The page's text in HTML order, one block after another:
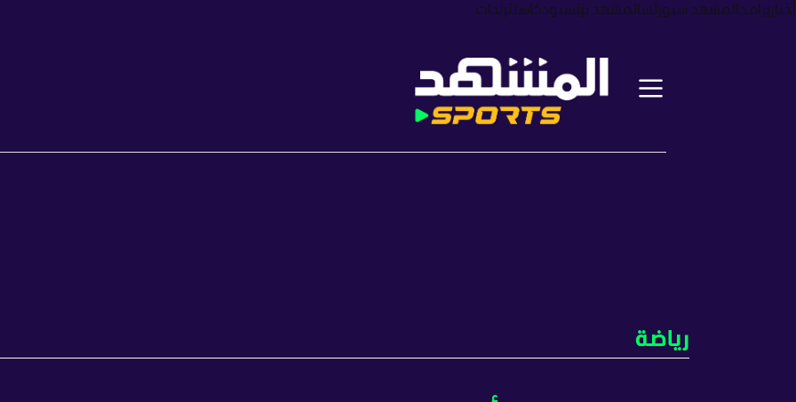
أخبار برامجالمشهد سبورتسالمشهد بزنسبودكاستترندات
رياضة